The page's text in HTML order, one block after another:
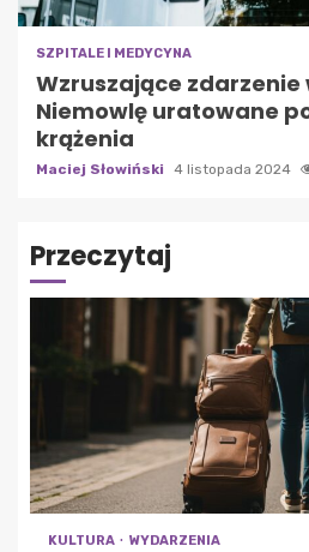
SZPITALE I MEDYCYNA
Wzruszające zdarzenie
Niemowlę uratowane
krążenia
Maciej Słowiński 4 listopada 2024
Przeczytaj
KULTURA WYDARZENIA